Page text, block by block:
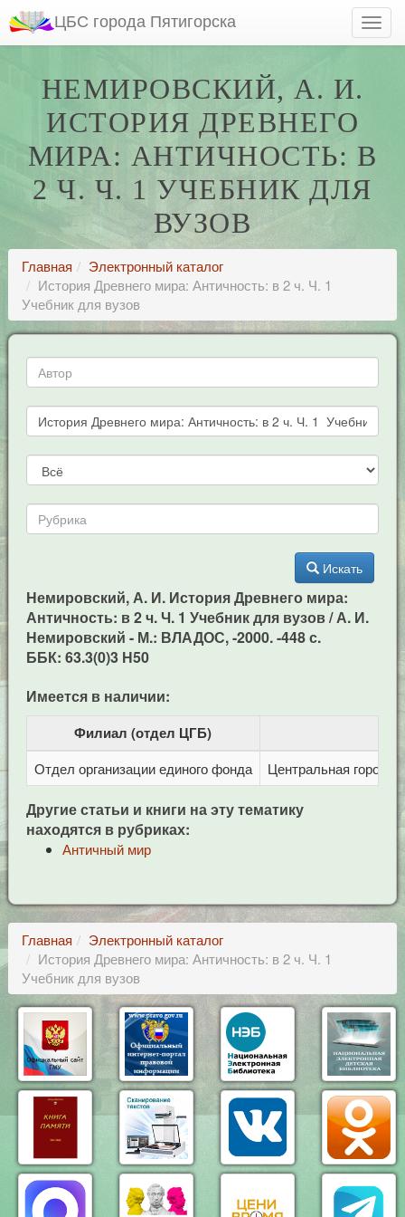
ЦБС города Пятигорска
НЕМИРОВСКИЙ, А. И.
ИСТОРИЯ ДРЕВНЕГО
МИРА: АНТИЧНОСТЬ: В
2 Ч. Ч. 1 УЧЕБНИК ДЛЯ
ВУЗОВ
Главная
Электронный каталог
История Древнего мира: Античность: в 2 ч. Ч. 1
Учебник для вузов
Искать
Немировский, А. И. История Древнего мира:
Античность: в 2 ч. Ч. 1 Учебник для вузов / А. И.
Немировский - М.: ВЛАДОС, -2000. -448 с.
ББК: 63.3(0)3 Н50
Имеется в наличии:
Филиал (отдел ЦГБ)
Отдел организации единого фонда Центральная
Другие статьи и книги на эту тематику
находятся в рубриках:
Античный мир
Главная
Электронный каталог
История Древнего мира: Античность: в 2 ч. Ч. 1
Учебник для вузов